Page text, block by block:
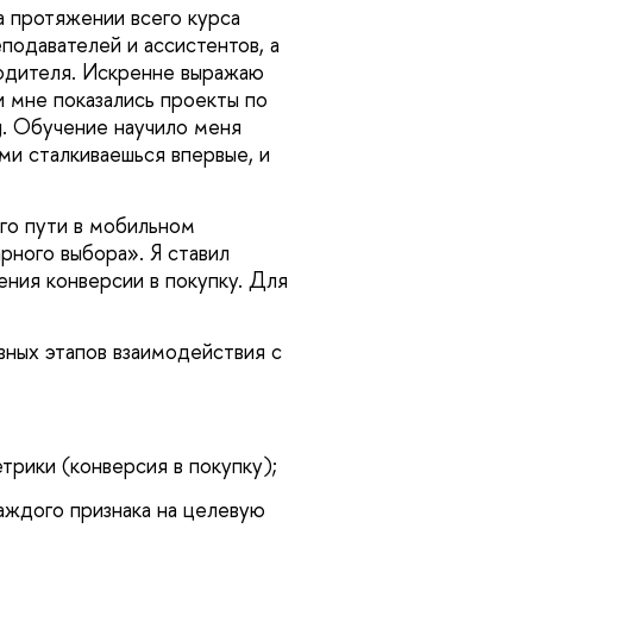
всего курса
и ассистентов, а
Искренне выражаю
показались проекты по
Обучение научило меня
сталкиваешься впервые, и
пути в мобильном
выбора». Я ставил
конверсии в покупку. Для
этапов взаимодействия с
(конверсия в покупку);
признака на целевую